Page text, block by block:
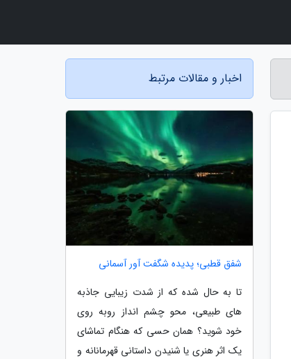
اخبار و مقالات مرتبط
شفق قطبی؛ پدیده شگفت آور آسمانی
تا به حال شده که از شدت زیبایی جاذبه
های طبیعی، محو چشم انداز روبه روی
خود شوید؟ همان حسی که هنگام تماشای
یک اثر هنری یا شنیدن داستانی قهرمانانه و